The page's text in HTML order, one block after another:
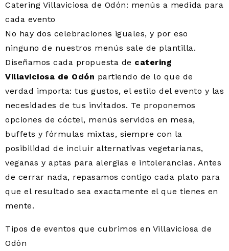
Catering Villaviciosa de Odón: menús a medida para
cada evento
No hay dos celebraciones iguales, y por eso
ninguno de nuestros menús sale de plantilla.
Diseñamos cada propuesta de catering
Villaviciosa de Odón partiendo de lo que de
verdad importa: tus gustos, el estilo del evento y las
necesidades de tus invitados. Te proponemos
opciones de cóctel, menús servidos en mesa,
buffets y fórmulas mixtas, siempre con la
posibilidad de incluir alternativas vegetarianas,
veganas y aptas para alergias e intolerancias. Antes
de cerrar nada, repasamos contigo cada plato para
que el resultado sea exactamente el que tienes en
mente.
Tipos de eventos que cubrimos en Villaviciosa de
Odón